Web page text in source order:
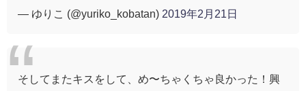
— ゆりこ (@yuriko_kobatan) 2019年2月21日
そしてまたキスをして、め〜ちゃくちゃ良かった！興